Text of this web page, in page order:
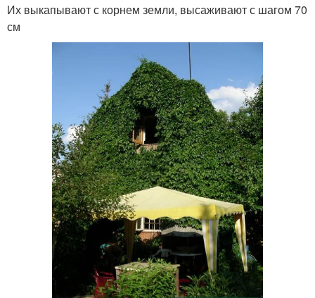
Их выкапывают с корнем земли, высаживают с шагом 70
см